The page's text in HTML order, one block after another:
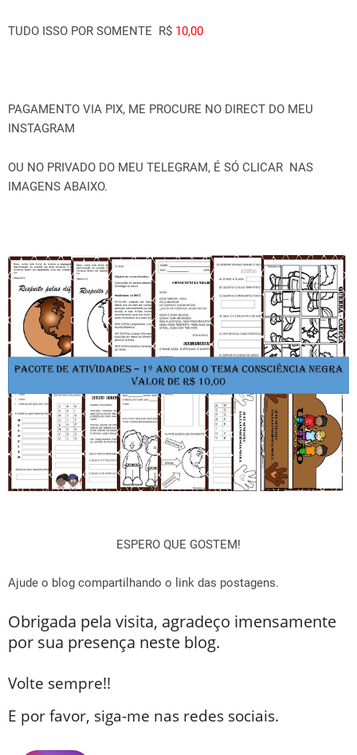
TUDO ISSO POR SOMENTE R$ 10,00
PAGAMENTO VIA PIX, ME PROCURE NO DIRECT DO MEU
INSTAGRAM
OU NO PRIVADO DO MEU TELEGRAM, É SÓ CLICAR NAS
IMAGENS ABAIXO.
ESPERO QUE GOSTEM!
Ajude o blog compartilhando o link das postagens.
Obrigada pela visita, agradeço imensamente
por sua presença neste blog.
Volte sempre!!
E por favor, siga-me nas redes sociais.